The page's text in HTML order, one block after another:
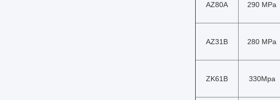
AZ80A 290 MPa
AZ31B 280 MPa
ZK61B 330Mpa